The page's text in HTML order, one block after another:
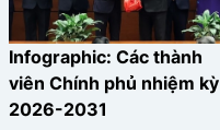
Infographic: Các thành
viên Chính phủ nhiệm kỳ
2026-2031